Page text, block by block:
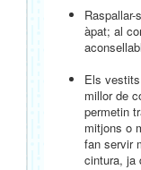
àpat; al
Els
millor de
permetin
mitjons o
fan servir
cintura, ja